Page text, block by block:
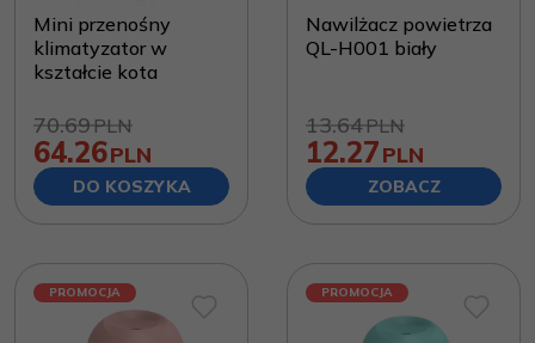
Mini przenośny
klimatyzator w
kształcie kota
70.69PLN
64.26PLN
DO KOSZYKA
Nawilżacz powietrza
QL-H001 biały
13.64PLN
12.27PLN
ZOBACZ
PROMOCJA PROMOCJA